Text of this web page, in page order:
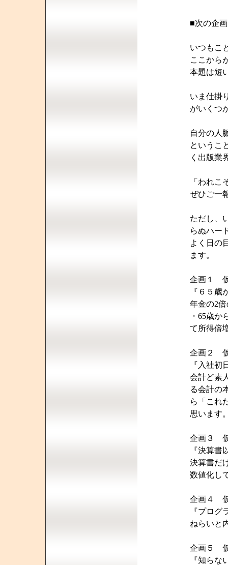
■次の企
いつもこ
ここから
本題は短
いま仕掛
がいくつ
自分の人
というこ
く出版業
「われこ
ぜひご一
ただし、
らぬハー
よく日の
ます。
企画１
『６５歳
年金の2
・65歳
て所得倍
企画２
『入社初
会計ど素
る会計の
ら「これ
思います
企画３
『決算書
決算書だ
数値化し
企画４
『プログ
ねらいと
企画５
『知らな